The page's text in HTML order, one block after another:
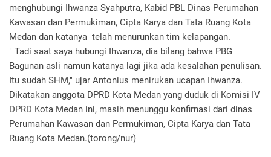
menghubungi Ihwanza Syahputra, Kabid PBL Dinas Perumahan
Kawasan dan Permukiman, Cipta Karya dan Tata Ruang Kota
Medan dan katanya telah menurunkan tim kelapangan.
" Tadi saat saya hubungi Ihwanza, dia bilang bahwa PBG
Bagunan asli namun katanya lagi jika ada kesalahan penulisan.
Itu sudah SHM," ujar Antonius menirukan ucapan Ihwanza.
Dikatakan anggota DPRD Kota Medan yang duduk di Komisi IV
DPRD Kota Medan ini, masih menunggu konfirnasi dari dinas
Perumahan Kawasan dan Permukiman, Cipta Karya dan Tata
Ruang Kota Medan.(torong/nur)